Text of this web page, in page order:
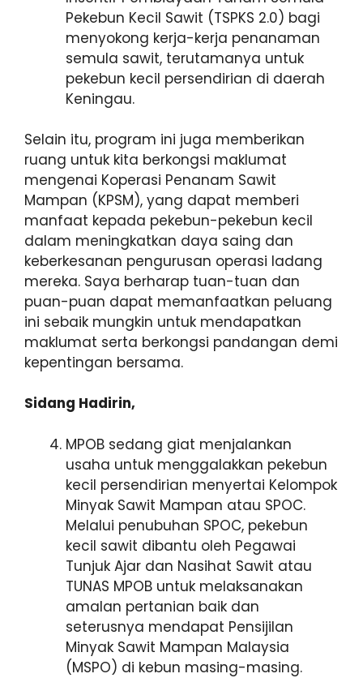
Pekebun Kecil Sawit (TSPKS 2.0) bagi
menyokong kerja-kerja penanaman
semula sawit, terutamanya untuk
pekebun kecil persendirian di daerah
Keningau.
Selain itu, program ini juga memberikan
ruang untuk kita berkongsi maklumat
mengenai Koperasi Penanam Sawit
Mampan (KPSM), yang dapat memberi
manfaat kepada pekebun-pekebun kecil
dalam meningkatkan daya saing dan
keberkesanan pengurusan operasi ladang
mereka. Saya berharap tuan-tuan dan
puan-puan dapat memanfaatkan peluang
ini sebaik mungkin untuk mendapatkan
maklumat serta berkongsi pandangan demi
kepentingan bersama.
Sidang Hadirin,
MPOB sedang giat menjalankan
usaha untuk menggalakkan pekebun
kecil persendirian menyertai Kelompok
Minyak Sawit Mampan atau SPOC.
Melalui penubuhan SPOC, pekebun
kecil sawit dibantu oleh Pegawai
Tunjuk Ajar dan Nasihat Sawit atau
TUNAS MPOB untuk melaksanakan
amalan pertanian baik dan
seterusnya mendapat Pensijilan
Minyak Sawit Mampan Malaysia
(MSPO) di kebun masing-masing.